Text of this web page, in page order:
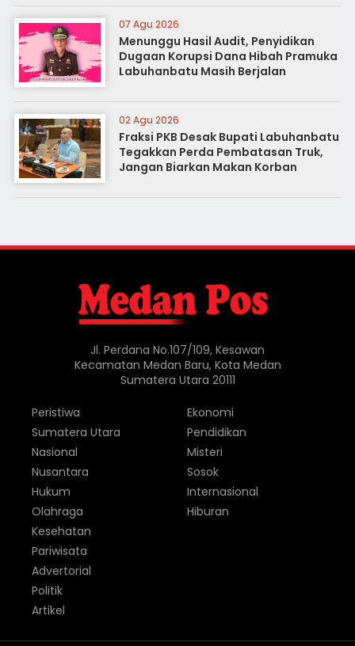
07 Agu 2026
Menunggu Hasil Audit, Penyidikan
Dugaan Korupsi Dana Hibah Pramuka
Labuhanbatu Masih Berjalan
02 Agu 2026
Fraksi PKB Desak Bupati Labuhanbatu
Tegakkan Perda Pembatasan Truk,
Jangan Biarkan Makan Korban
Jl. Perdana No.107/109, Kesawan
Kecamatan Medan Baru, Kota Medan
Sumatera Utara 20111
Peristiwa
Sumatera Utara
Nasional
Nusantara
Hukum
Olahraga
Ekonomi
Pendidikan
Misteri
Sosok
Internasional
Hiburan
Kesehatan
Pariwisata
Advertorial
Politik
Artikel